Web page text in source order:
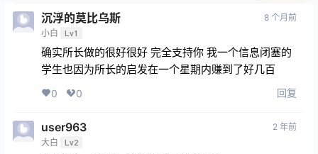
沉浮的莫比乌斯
小白 Lv1
8 个月前
确实所长做的很好很好 完全支持你 我一个信息闭塞的
学生也因为所长的启发在一个星期内赚到了好几百
0 0 回复
user963
大白 Lv2
2 年前